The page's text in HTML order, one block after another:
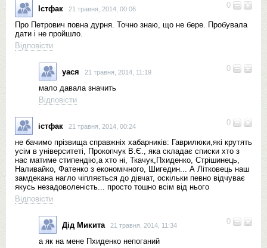
0
Істфак 21 травня, 2014, 00:06
Про Петрович повна дурня. Точно знаю, що не бере. Пробувала
дати і не пройшло.
Відповісти
0
уася 21 травня, 2014, 11:19
мало давала значить
Відповісти
0
істфак 21 травня, 2014, 00:24
не бачимо прізвища справжніх хабарників: Гаврилюки,які крутять
усім в університеті, Прокопчук В.Є., яка складає списки хто з
нас матиме стипендію,а хто ні, Ткачук,Пхиденко, Стрішинець,
Наливайко, Фатенко з економічного, Шигедин... А Літковець наш
замдекана нагло чіпляється до дівчат, оскільки певно відчуває
якусь незадоволеність... просто тошно всім від нього
Відповісти
0
Дід Микита 21 травня, 2014, 11:34
а як на мене Пхиденко непоганий